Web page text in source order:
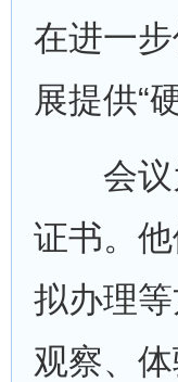
在进一
展提供“
会议为
证书。
拟办理
观察、